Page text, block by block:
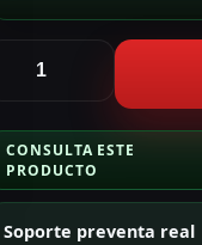
CONSULTA ESTE
PRODUCTO
Soporte preventa real